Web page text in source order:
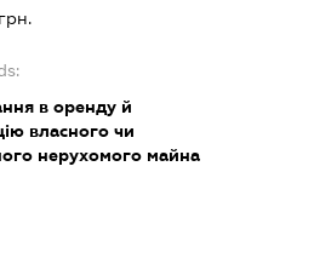
в оренду й
власного чи
нерухомого майна